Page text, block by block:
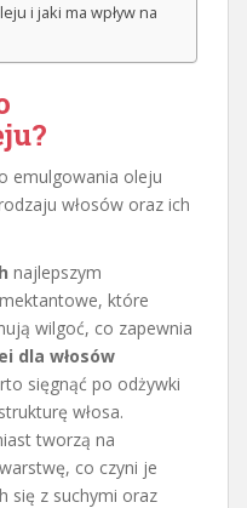
i jaki ma wpływ na
emulgowania oleju
włosów oraz ich
najlepszym
które
wilgoć, co zapewnia
dla włosów
sięgnąć po odżywki
włosa.
tworzą na
co czyni je
się z suchymi oraz